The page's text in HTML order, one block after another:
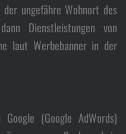
ungefähre Wohnort des
Dienstleistungen von
laut Werbebanner in der
(Google AdWords)